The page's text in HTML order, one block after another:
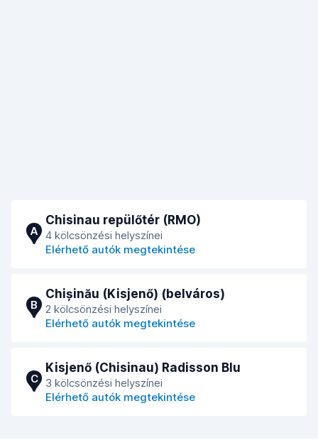
A
Chisinau repülőtér (RMO)
4 kölcsönzési helyszínei
Elérhető autók megtekintése
B
Chișinău (Kisjenő) (belváros)
2 kölcsönzési helyszínei
Elérhető autók megtekintése
C
Kisjenő (Chisinau) Radisson Blu
3 kölcsönzési helyszínei
Elérhető autók megtekintése